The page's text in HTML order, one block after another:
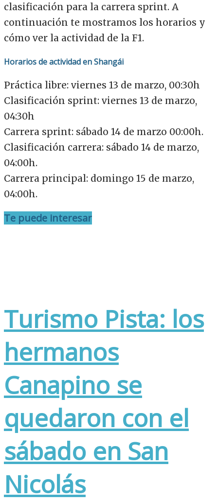
clasificación para la carrera sprint. A
continuación te mostramos los horarios y
cómo ver la actividad de la F1.
Horarios de actividad en Shangái
Práctica libre: viernes 13 de marzo, 00:30h
Clasificación sprint: viernes 13 de marzo,
04:30h
Carrera sprint: sábado 14 de marzo 00:00h.
Clasificación carrera: sábado 14 de marzo,
04:00h.
Carrera principal: domingo 15 de marzo,
04:00h.
Te puede interesar
Turismo Pista: los
hermanos
Canapino se
quedaron con el
sábado en San
Nicolás